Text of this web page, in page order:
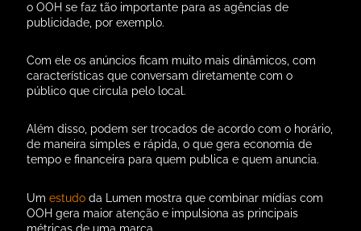
o OOH se faz tão importante para as agências de
publicidade, por exemplo.
Com ele os anúncios ficam muito mais dinâmicos, com
características que conversam diretamente com o
público que circula pelo local.
Além disso, podem ser trocados de acordo com o horário,
de maneira simples e rápida, o que gera economia de
tempo e financeira para quem publica e quem anuncia.
Umestudo da Lumen mostra que combinar mídias com
OOH gera maior atenção e impulsiona as principais
métricas de uma marca.